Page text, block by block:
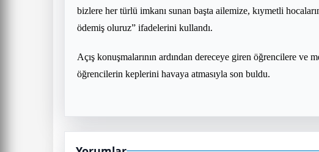
bizlere her türlü imkanı sunan başta ailemize, kıymetli
ödemiş oluruz” ifadelerini kullandı.
Açış konuşmalarının ardından dereceye giren öğrencilere
öğrencilerin keplerini havaya atmasıyla son buldu.